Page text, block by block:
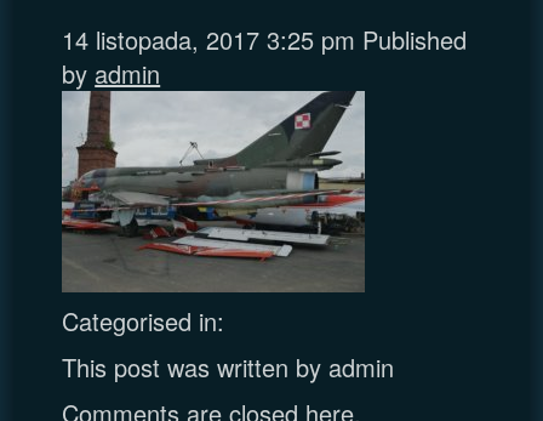
14 listopada, 2017 3:25 pm Published
by admin
Categorised in:
This post was written by admin
Comments are closed here.